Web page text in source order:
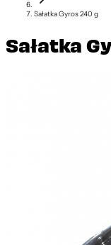
Sałatka Gyros 240 g
Sałatka